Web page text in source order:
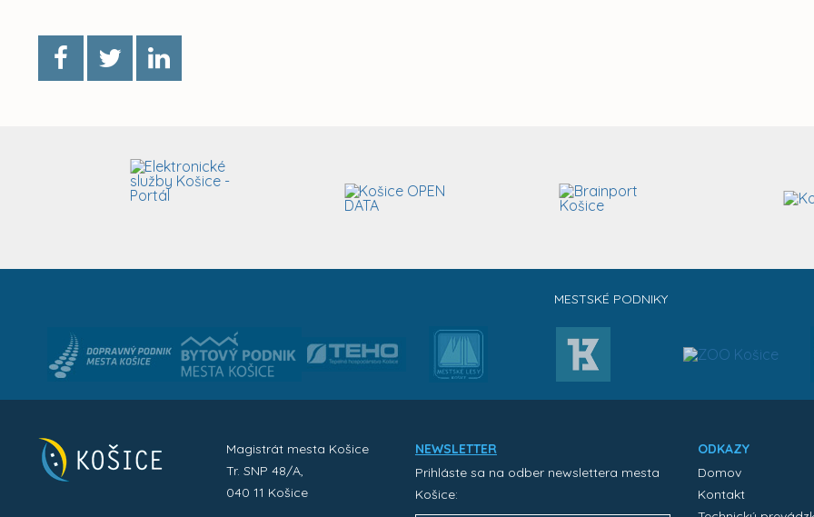
MESTSKÉ PODNIKY
Magistrát mesta Košice
Tr. SNP 48/A,
040 11 Košice
NEWSLETTER
Prihláste sa na odber newslettera mesta
Košice:
ODKAZY
Domov
Kontakt